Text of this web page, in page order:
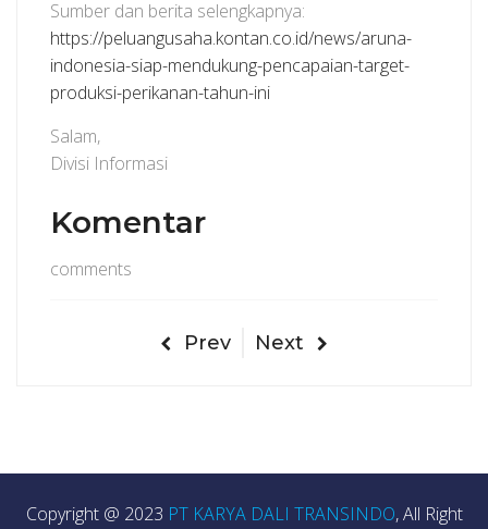
Sumber dan berita selengkapnya:
https://peluangusaha.kontan.co.id/news/aruna-
indonesia-siap-mendukung-pencapaian-target-
produksi-perikanan-tahun-ini
Salam,
Divisi Informasi
Komentar
comments
Prev Next
Copyright @ 2023 PT KARYA DALI TRANSINDO, All Right